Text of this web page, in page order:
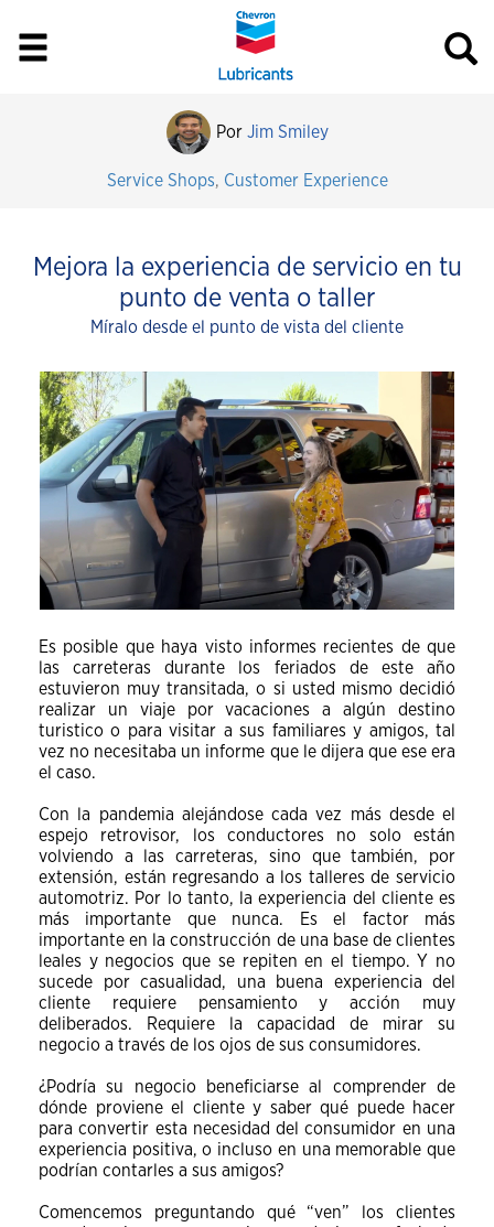
Por Jim Smiley
Service Shops, Customer Experience
Mejora la experiencia de servicio en tu
punto de venta o taller
Míralo desde el punto de vista del cliente
Es posible que haya visto informes recientes de que
las carreteras durante los feriados de este año
estuvieron muy transitada, o si usted mismo decidió
realizar un viaje por vacaciones a algún destino
turistico o para visitar a sus familiares y amigos, tal
vez no necesitaba un informe que le dijera que ese era
el caso.
Con la pandemia alejándose cada vez más desde el
espejo retrovisor, los conductores no solo están
volviendo a las carreteras, sino que también, por
extensión, están regresando a los talleres de servicio
automotriz. Por lo tanto, la experiencia del cliente es
más importante que nunca. Es el factor más
importante en la construcción de una base de clientes
leales y negocios que se repiten en el tiempo. Y no
sucede por casualidad, una buena experiencia del
cliente requiere pensamiento y acción muy
deliberados. Requiere la capacidad de mirar su
negocio a través de los ojos de sus consumidores.
¿Podría su negocio beneficiarse al comprender de
dónde proviene el cliente y saber qué puede hacer
para convertir esta necesidad del consumidor en una
experiencia positiva, o incluso en una memorable que
podrían contarles a sus amigos?
Comencemos preguntando qué “ven” los clientes